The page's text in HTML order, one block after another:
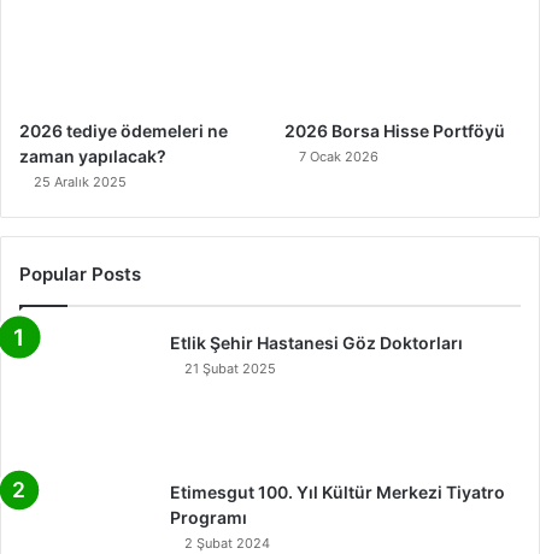
2026 tediye ödemeleri ne
zaman yapılacak?
25 Aralık 2025
2026 Borsa Hisse Portföyü
7 Ocak 2026
Popular Posts
Etlik Şehir Hastanesi Göz Doktorları
21 Şubat 2025
Etimesgut 100. Yıl Kültür Merkezi Tiyatro
Programı
2 Şubat 2024